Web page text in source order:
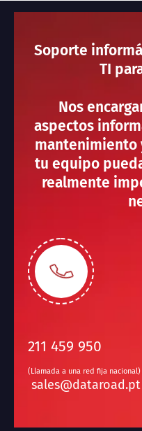
Soporte
TI
Nos
aspectos
mantenimiento
tu equipo
realmente
211 459 950
(Llamada a una red fija nacional)
sales@dataroad.pt